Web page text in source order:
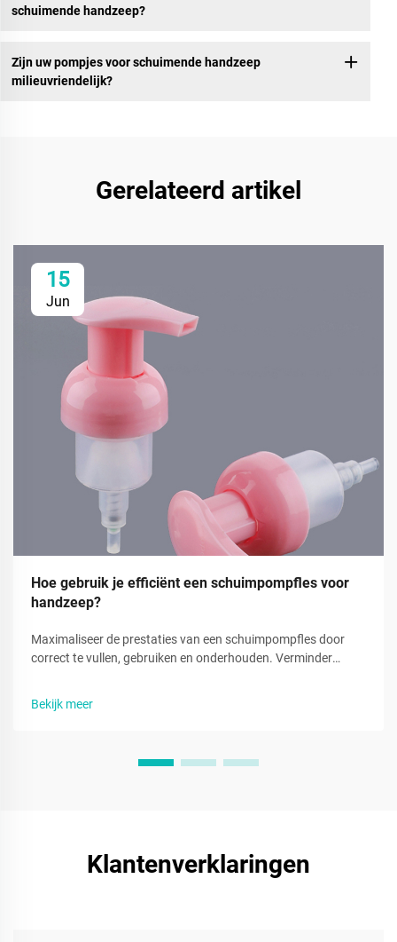
schuimende handzeep?
Zijn uw pompjes voor schuimende handzeep
milieuvriendelijk?
Gerelateerd artikel
15
Jun
Hoe gebruik je efficiënt een schuimpompfles voor
handzeep?
Maximaliseer de prestaties van een schuimpompfles door
correct te vullen, gebruiken en onderhouden. Verminder
handzeep. Lees nu meer.
Bekijk meer
Klantenverklaringen